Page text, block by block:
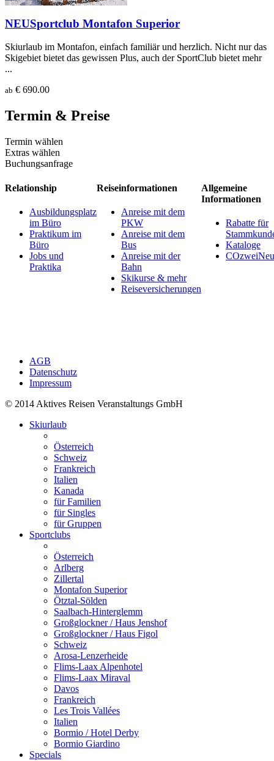
NEUSportclub Montafon Superior
Skiurlaub im Montafon, einfach familiär und herzlich. Nicht nur das
Skigebiet bietet das gewissen Plus, auch der SportClub bietet mehr
...
ab € 690.00
Termin & Preise
Termin wählen
Extras wählen
Buchungsanfrage
Relationship
Ausbildungsplatz
im Büro
Praktikum im
Büro
Jobs und
Praktika
Reiseinformationen
Anreise mit dem
PKW
Anreise mit dem
Bus
Anreise mit der
Bahn
Skikurse & mehr
Reiseversicherungen
Allgemeine
Informationen
Rabatte für
Kataloge
AGB
Datenschutz
Impressum
© 2014 Aktives Reisen Veranstaltungs GmbH
Skiurlaub
Österreich
Schweiz
Frankreich
Italien
Kanada
für Familien
für Singles
für Gruppen
Sportclubs
Österreich
Arlberg
Zillertal
Montafon Superior
Ötztal-Sölden
Saalbach-Hinterglemm
Großglockner / Haus Jenshof
Großglockner / Haus Figol
Schweiz
Arosa-Lenzerheide
Flims-Laax Alpenhotel
Flims-Laax Miraval
Davos
Frankreich
Les Trois Vallées
Italien
Bormio / Hotel Derby
Bormio Giardino
Specials